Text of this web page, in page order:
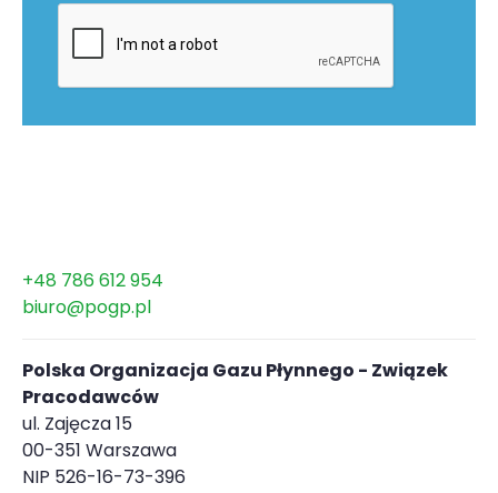
+48 786 612 954
biuro@pogp.pl
Polska Organizacja Gazu Płynnego - Związek
Pracodawców
ul. Zajęcza 15
00-351 Warszawa
NIP 526-16-73-396